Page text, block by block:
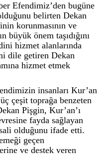
Efendimiz’den bugüne
belirten Dekan
korunmasının ve
büyük önem taşıdığını
hizmet alanlarında
dile getiren Dekan
hizmet etmek
insanları Kur’an
çeşit toprağa benzeten
Pişgin, Kur’an’ı
fayda sağlayan
olduğunu ifade etti.
geçen
ve destek veren